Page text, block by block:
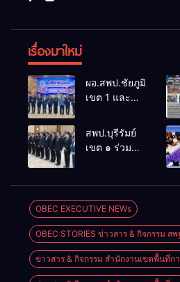
เรื่องมาใหม่
ผอ.สพป.ชัยภูมิ
เขต 1 และ
ประชุม
สัมมนาทาง
นำการศึกษา
ไทยสู่อนาคต”
ประจำเขต
ตรวจราชการ
ที่ 13
สพป.บุรีรัมย์
เขต ๑ ร่วม
นำการศึกษา
ไทยสู่อนาคต”
เขตตรวจ
ราชการที่ ๑๓
OBEC EXECUTIVE NEWs
OBEC STORIES ข่าวสาร & กิจกรรม สพ
ข่าวสาร & กิจกรรม สำนักงานเขตพื้นที่ก